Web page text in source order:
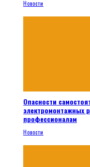
Новости
Опасности
электромонтажных
профессионалам
Новости